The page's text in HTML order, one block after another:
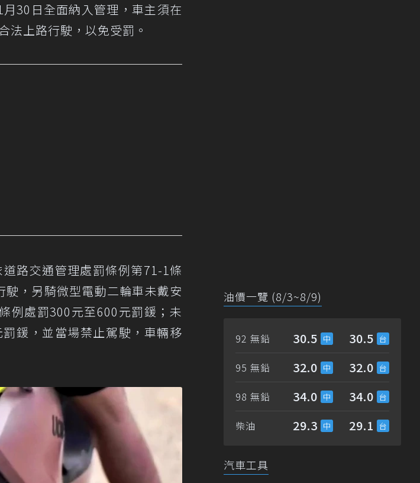
30日全面納入管理，車主須在
法上路行駛，以免受罰。
路交通管理處罰條例第71-1條
，另騎微型電動二輪車未戴安
例處罰300元至600元罰鍰；未
鍰，並當場禁止駕駛，車輛移
油價一覽 (8/3~8/9)
92 無鉛 30.5 30.5
95 無鉛 32.0 32.0
98 無鉛 34.0 34.0
柴油 29.3 29.1
汽車工具